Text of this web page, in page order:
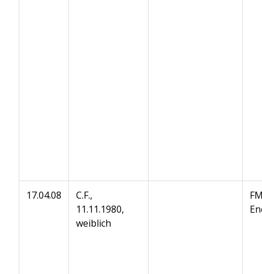
17.04.08
C.F.,
11.11.1980,
weiblich